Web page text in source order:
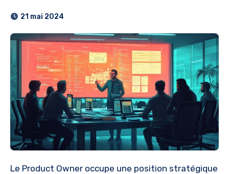
21 mai 2024
Le Product Owner occupe une position stratégique